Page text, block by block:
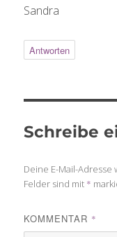
Sandra
Antworten
Schreibe
Deine E-Mail-
Felder sind mit *
KOMMENTAR *